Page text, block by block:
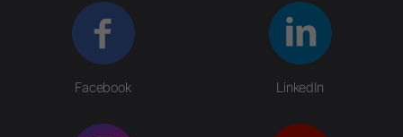
Facebook LinkedIn